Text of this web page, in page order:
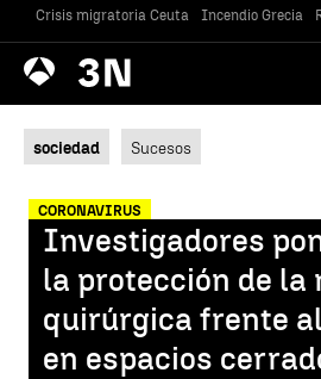
Crisis migratoria Ceuta Incendio Grecia
Antena
3 Noticias
sociedad Sucesos
CORONAVIRUS
Investigadores
la protección de
quirúrgica frente
en espacios